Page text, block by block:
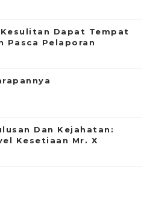
Kesulitan Dapat Tempat
Pasca Pelaporan
Dan Kejahatan:
Kesetiaan Mr. X